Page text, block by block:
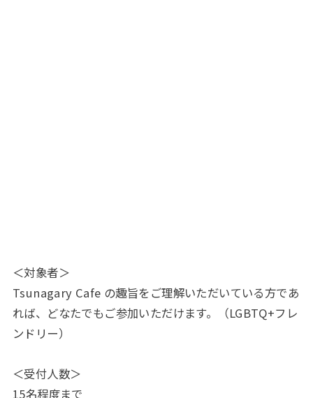
＜対象者＞
Tsunagary Cafe の趣旨をご理解いただいている方であ
れば、どなたでもご参加いただけます。（LGBTQ+フレ
ンドリー）
＜受付人数＞
15名程度まで